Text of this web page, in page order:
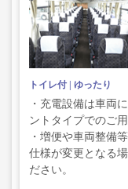
トイレ付 ゆったり
・充電設備は車両
ントタイプでのご
・増便や車両整備
仕様が変更となる
ださい。